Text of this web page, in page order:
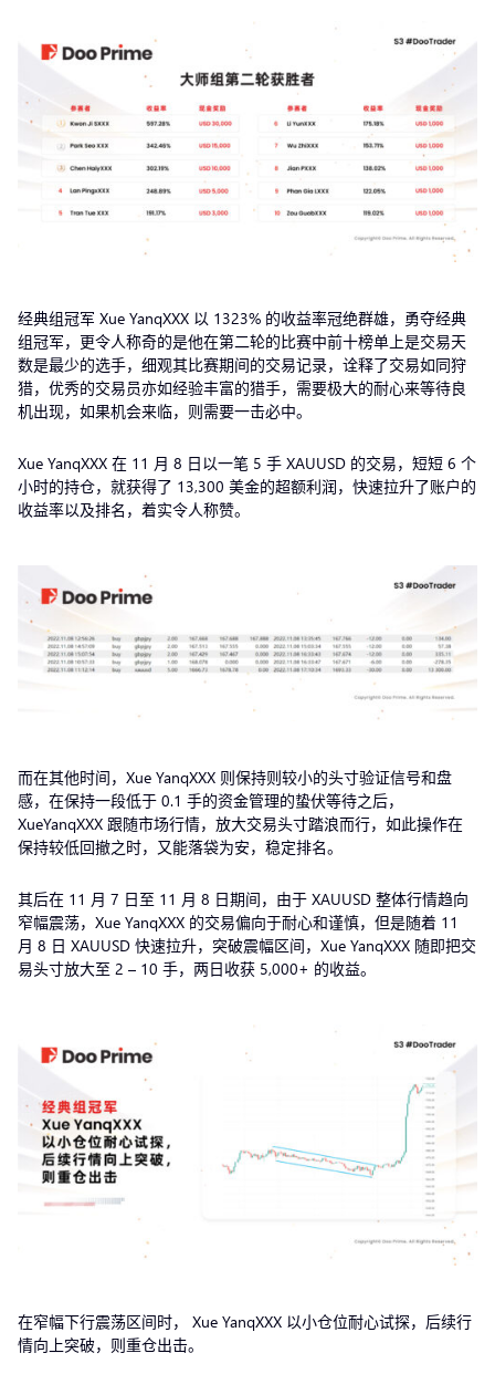
经典组冠军 Xue YanqXXX 以 1323% 的收益率冠绝群雄，勇夺经典
组冠军，更令人称奇的是他在第二轮的比赛中前十榜单上是交易天
数是最少的选手，细观其比赛期间的交易记录，诠释了交易如同狩
猎，优秀的交易员亦如经验丰富的猎手，需要极大的耐心来等待良
机出现，如果机会来临，则需要一击必中。
Xue YanqXXX 在 11 月 8 日以一笔 5 手 XAUUSD 的交易，短短 6 个
小时的持仓，就获得了 13,300 美金的超额利润，快速拉升了账户的
收益率以及排名，着实令人称赞。
而在其他时间，Xue YanqXXX 则保持则较小的头寸验证信号和盘
感，在保持一段低于 0.1 手的资金管理的蛰伏等待之后，
XueYanqXXX 跟随市场行情，放大交易头寸踏浪而行，如此操作在
保持较低回撤之时，又能落袋为安，稳定排名。
其后在 11 月 7 日至 11 月 8 日期间，由于 XAUUSD 整体行情趋向
窄幅震荡，Xue YanqXXX 的交易偏向于耐心和谨慎，但是随着 11
月 8 日 XAUUSD 快速拉升，突破震幅区间，Xue YanqXXX 随即把交
易头寸放大至 2 – 10 手，两日收获 5,000+ 的收益。
在窄幅下行震荡区间时， Xue YanqXXX 以小仓位耐心试探，后续行
情向上突破，则重仓出击。